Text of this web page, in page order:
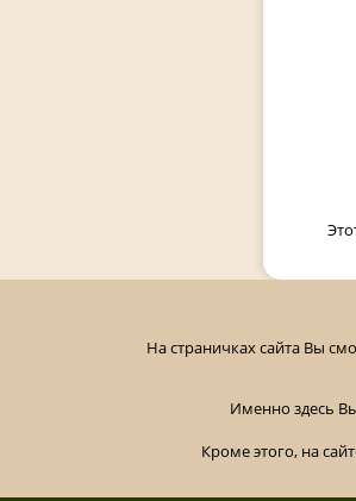
На страничках сайта Вы
Именно здесь
Кроме этого, на